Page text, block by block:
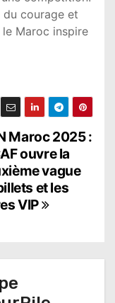
du courage et
Maroc inspire
Maroc 2025 :
ouvre la
vague
et les
VIP